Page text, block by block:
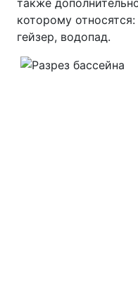
которому
гейзер, водопад.